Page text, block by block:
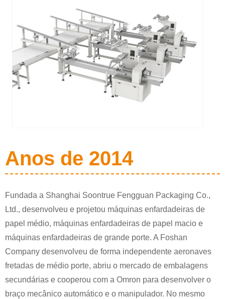
Anos de 2014
Fundada a Shanghai Soontrue Fengguan Packaging Co.,
Ltd., desenvolveu e projetou máquinas enfardadeiras de
papel médio, máquinas enfardadeiras de papel macio e
máquinas enfardadeiras de grande porte. A Foshan
Company desenvolveu de forma independente aeronaves
fretadas de médio porte, abriu o mercado de embalagens
secundárias e cooperou com a Omron para desenvolver o
braço mecânico automático e o manipulador. No mesmo